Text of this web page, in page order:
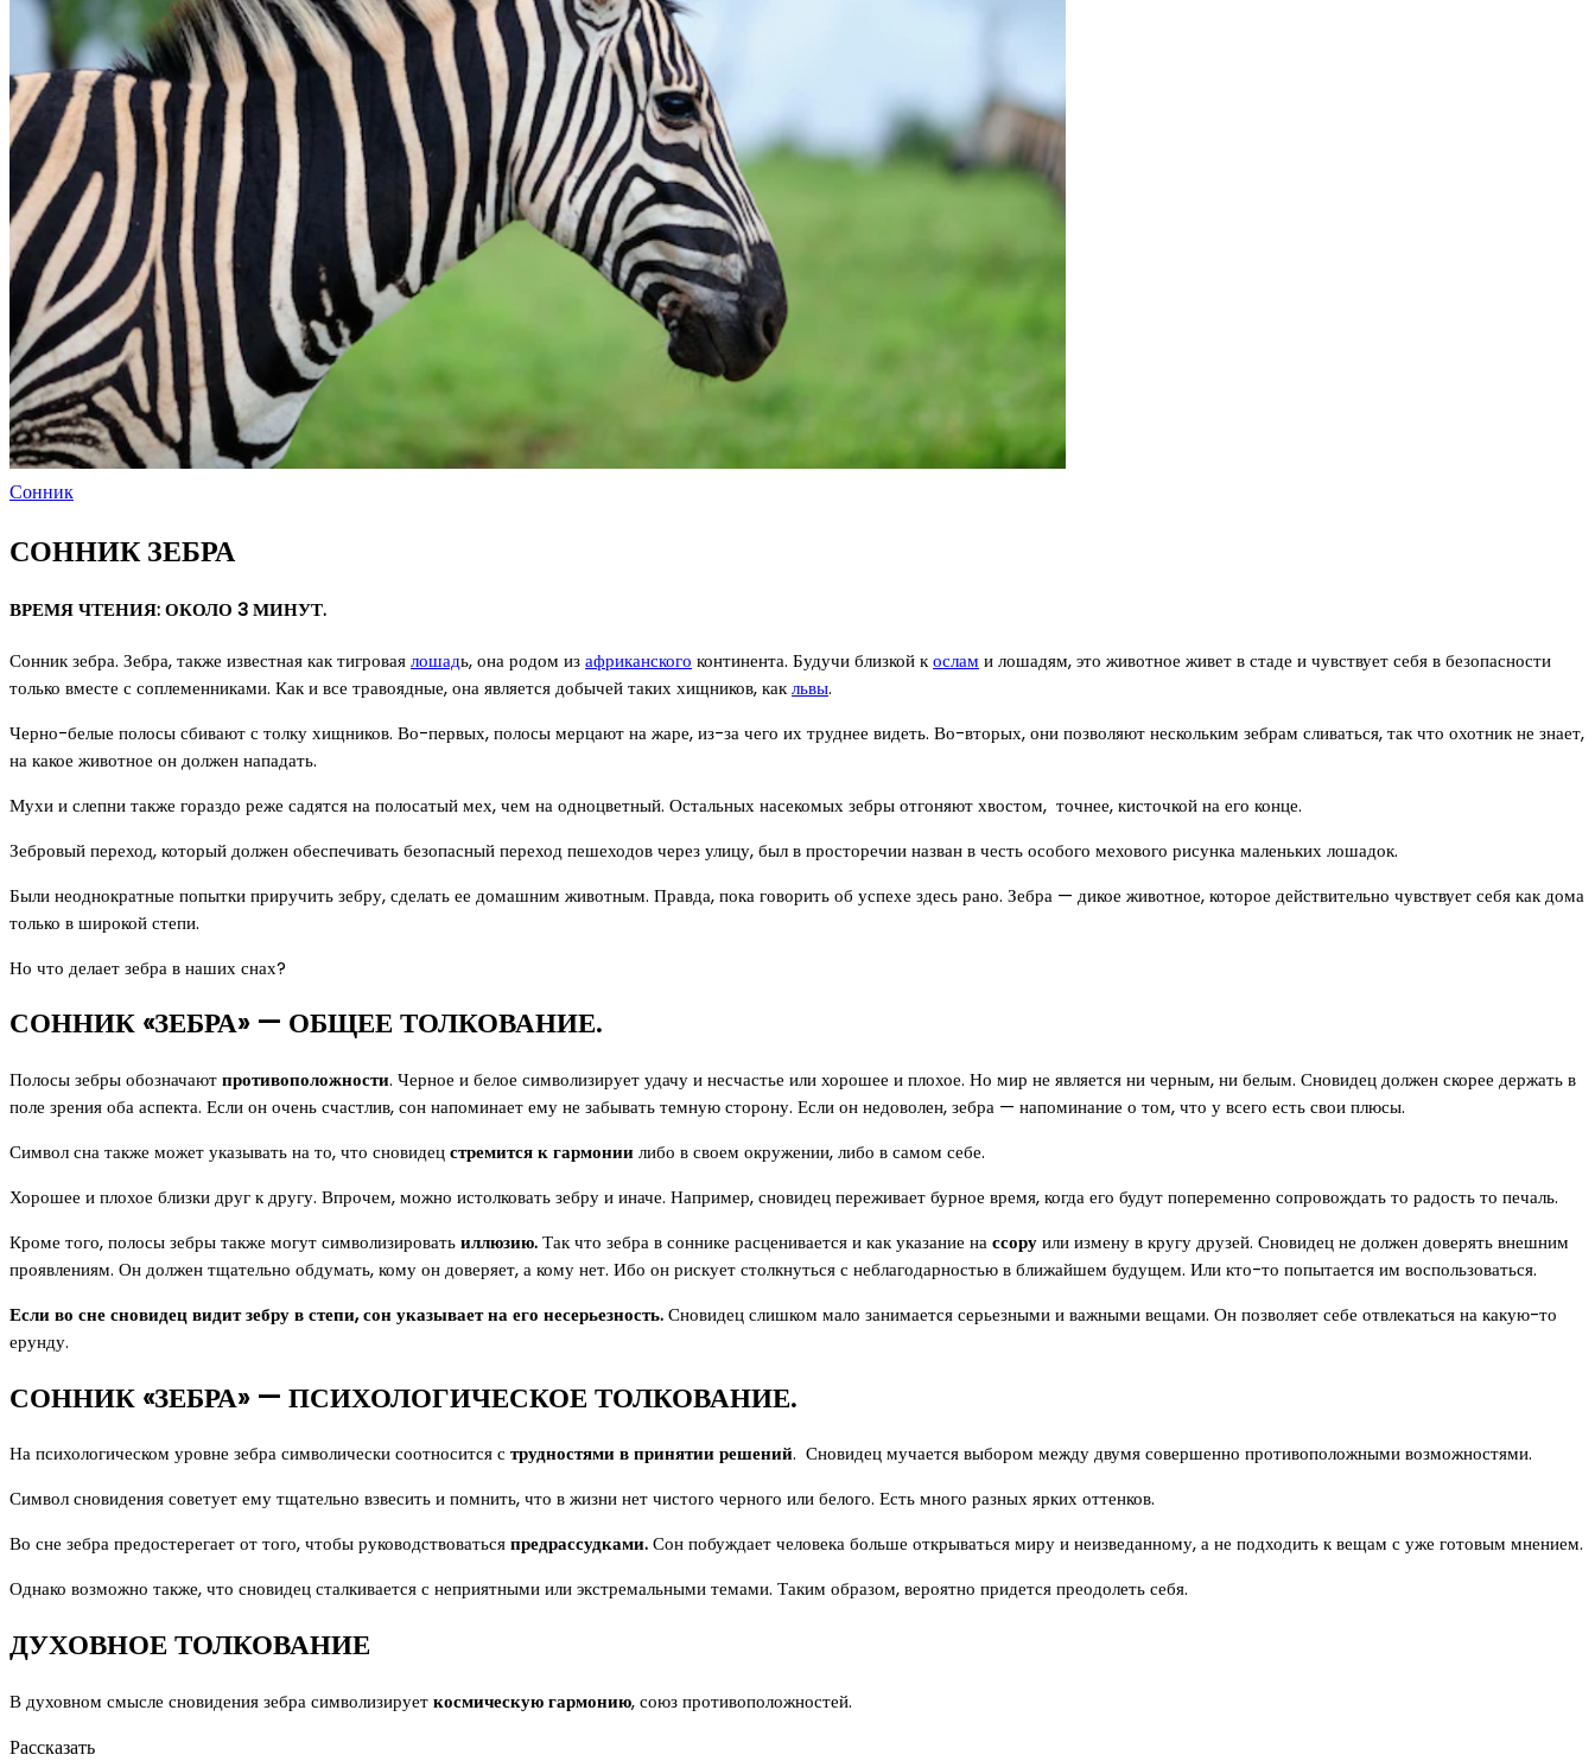
Сонник
СОННИК ЗЕБРА
ВРЕМЯ ЧТЕНИЯ: ОКОЛО 3 МИНУТ.
Сонник зебра. Зебра, также известная как тигроваялошадь, она родом изафриканского континента. Будучи близкой кослам и лошадям, это животное живет в стаде и чувствует себя в безопасности
только вместе с соплеменниками. Как и все травоядные, она является добычей таких хищников, какльвы.
Черно-белые полосы сбивают с толку хищников. Во-первых, полосы мерцают на жаре, из-за чего их труднее видеть. Во-вторых, они позволяют нескольким зебрам сливаться, так что охотник не знает,
на какое животное он должен нападать.
Мухи и слепни также гораздо реже садятся на полосатый мех, чем на одноцветный. Остальных насекомых зебры отгоняют хвостом, точнее, кисточкой на его конце.
Зебровый переход, который должен обеспечивать безопасный переход пешеходов через улицу, был в просторечии назван в честь особого мехового рисунка маленьких лошадок.
Были неоднократные попытки приручить зебру, сделать ее домашним животным. Правда, пока говорить об успехе здесь рано. Зебра — дикое животное, которое действительно чувствует себя как дома
только в широкой степи.
Но что делает зебра в наших снах?
СОННИК «ЗЕБРА» — ОБЩЕЕ ТОЛКОВАНИЕ.
Полосы зебры обозначаютпротивоположности. Черное и белое символизирует удачу и несчастье или хорошее и плохое. Но мир не является ни черным, ни белым. Сновидец должен скорее держать в
поле зрения оба аспекта. Если он очень счастлив, сон напоминает ему не забывать темную сторону. Если он недоволен, зебра — напоминание о том, что у всего есть свои плюсы.
Символ сна также может указывать на то, что сновидецстремится к гармониилибо в своем окружении, либо в самом себе.
Хорошее и плохое близки друг к другу. Впрочем, можно истолковать зебру и иначе. Например, сновидец переживает бурное время, когда его будут попеременно сопровождать то радость то печаль.
Кроме того, полосы зебры также могут символизироватьиллюзию.Так что зебра в соннике расценивается и как указание нассоруили измену в кругу друзей. Сновидец не должен доверять внешним
проявлениям. Он должен тщательно обдумать, кому он доверяет, а кому нет. Ибо он рискует столкнуться с неблагодарностью в ближайшем будущем. Или кто-то попытается им воспользоваться.
Если во сне сновидец видит зебру в степи, сон указывает на его несерьезность.Сновидец слишком мало занимается серьезными и важными вещами. Он позволяет себе отвлекаться на какую-то
ерунду.
СОННИК «ЗЕБРА» — ПСИХОЛОГИЧЕСКОЕ ТОЛКОВАНИЕ.
На психологическом уровне зебра символически соотносится струдностями в принятии решений. Сновидец мучается выбором между двумя совершенно противоположными возможностями.
Символ сновидения советует ему тщательно взвесить и помнить, что в жизни нет чистого черного или белого. Есть много разных ярких оттенков.
Во сне зебра предостерегает от того, чтобы руководствоватьсяпредрассудками.Сон побуждает человека больше открываться миру и неизведанному, а не подходить к вещам с уже готовым мнением.
Однако возможно также, что сновидец сталкивается с неприятными или экстремальными темами. Таким образом, вероятно придется преодолеть себя.
ДУХОВНОЕ ТОЛКОВАНИЕ
В духовном смысле сновидения зебра символизируеткосмическую гармонию, союз противоположностей.
Рассказать